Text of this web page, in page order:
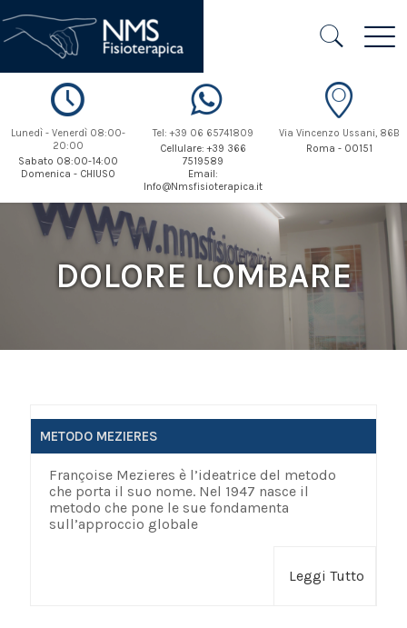
Lunedì - Venerdì 08:00-
20:00
Sabato 08:00-14:00
Domenica - CHIUSO
Tel: +39 06 65741809
Cellulare: +39 366
7519589
Email:
Info@Nmsfisioterapica.it
Via Vincenzo Ussani, 86B
Roma - 00151
DOLORE LOMBARE
METODO MEZIERES
Françoise Mezieres è l’ideatrice del metodo
che porta il suo nome. Nel 1947 nasce il
metodo che pone le sue fondamenta
sull’approccio globale
Leggi Tutto